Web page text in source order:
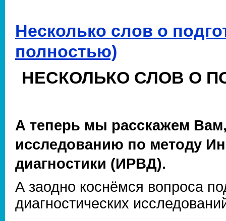
Несколько слов о
полностью)
НЕСКОЛЬКО СЛОВ О
А теперь мы расскажем Вам,
исследованию по методу
диагностики (ИРВД).
А заодно коснёмся вопроса
диагностических